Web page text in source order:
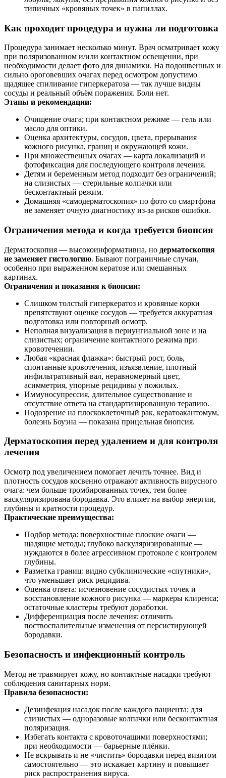
типичных «кровяных точек» в папиллах.
Как проходит процедура и нужна ли подготовка
Процедура занимает несколько минут. Врач осматривает кожу
при поляризованном и/или контактном освещении, при
необходимости делает фото для динамики. На подошвенных и
сильно ороговевших очагах перед осмотром допустимо
щадящее спиливание гиперкератоза — так лучше видны
сосуды и реальный объём поражения. Боли нет.
Этапы и рекомендации:
Очищение очага; при контактном режиме — гель или
масло для оптики.
Оценка архитектуры, сосудов, цвета, прерывания
кожного рисунка, границ и окружающей кожи.
При множественных очагах — карта локализаций и
фотофиксация для последующего контроля лечения.
Детям и беременным метод подходит без ограничений;
на слизистых — стерильные колпачки или
бесконтактный режим.
Домашняя «самодерматоскопия» по фото со смартфона
не заменяет очную диагностику из‑за рисков ошибки.
Ограничения метода и когда требуется биопсия
Дерматоскопия — высокоинформативна, но дерматоскопия
не заменяет гистологию. Бывают пограничные случаи,
особенно при выраженном кератозе или смешанных
картинах.
Ограничения и показания к биопсии:
Слишком толстый гиперкератоз и кровяные корки
препятствуют оценке сосудов — требуется аккуратная
подготовка или повторный осмотр.
Неполная визуализация в периунгиальной зоне и на
слизистых; ограничение контактного режима при
кровотечении.
Любая «красная флажка»: быстрый рост, боль,
спонтанные кровотечения, изъязвление, плотный
инфильтративный вал, неравномерный цвет,
асимметрия, упорные рецидивы у пожилых.
Иммуносупрессия, длительное существование и
отсутствие ответа на стандартизированную терапию.
Подозрение на плоскоклеточный рак, кератоакантомум,
болезнь Боуэна — показана прицельная биопсия.
Дерматоскопия перед удалением и для контроля
лечения
Осмотр под увеличением помогает лечить точнее. Вид и
плотность сосудов косвенно отражают активность вирусного
очага: чем больше тромбированных точек, тем более
васкуляризирована бородавка. Это влияет на выбор энергии,
глубины и кратности процедур.
Практические преимущества:
Подбор метода: поверхностные плоские очаги —
щадящие методы; глубоко васкуляризированные —
нуждаются в более агрессивном протоколе с контролем
глубины.
Разметка границ: видно субклинические «спутники»,
что уменьшает риск рецидива.
Оценка ответа: исчезновение сосудистых точек и
восстановление кожного рисунка — маркеры клиренса;
остаточные кластеры требуют доработки.
Дифференциация после лечения: отличить
поствоспалительные изменения от персистирующей
бородавки.
Безопасность и инфекционный контроль
Метод не травмирует кожу, но контактные насадки требуют
соблюдения санитарных норм.
Правила безопасности:
Дезинфекция насадок после каждого пациента; для
слизистых — одноразовые колпачки или бесконтактная
поляризация.
Избегать контакта с кровоточащими поверхностями;
при необходимости — барьерные плёнки.
Не вскрывать и не «чистить» бородавки перед визитом
самостоятельно — это искажает картину и повышает
риск распространения вируса.